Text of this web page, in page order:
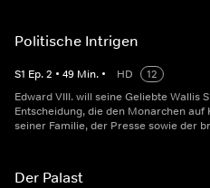
Politische Intrigen
S1 Ep.2 • 49 Min. • HD
12
Edward VIII. will seine Geliebte Wallis
Entscheidung, die den Monarchen
seiner Familie, der Presse sowie der
Der Palast